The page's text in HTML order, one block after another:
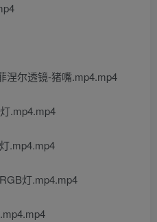
涅尔透镜-猪嘴.mp4.mp4
.mp4.mp4
.mp4.mp4
灯.mp4.mp4